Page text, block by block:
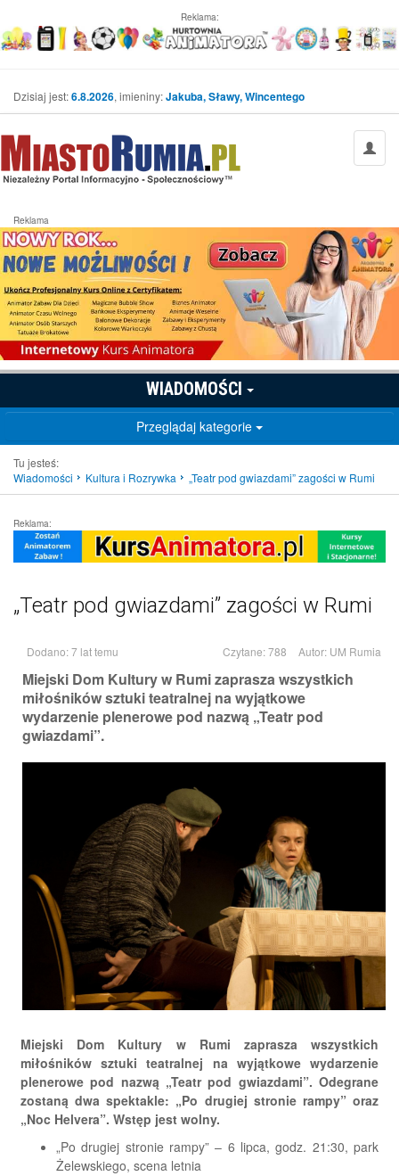
Reklama:
Dzisiaj jest:6.8.2026, imieniny:Jakuba, Sławy, Wincentego
Reklama
WIADOMOŚCI
Przeglądaj kategorie
Tu jesteś:
Wiadomości
Kultura i Rozrywka „Teatr pod gwiazdami” zagości w Rumi
Reklama:
„Teatr pod gwiazdami” zagości w Rumi
Dodano: 7 lat temu Czytane: 788 Autor: UM Rumia
Miejski Dom Kultury w Rumi zaprasza wszystkich
miłośników sztuki teatralnej na wyjątkowe
wydarzenie plenerowe pod nazwą „Teatr pod
gwiazdami”.
Miejski Dom Kultury w Rumi zaprasza wszystkich
miłośników sztuki teatralnej na wyjątkowe wydarzenie
plenerowe pod nazwą „Teatr pod gwiazdami”. Odegrane
zostaną dwa spektakle: „Po drugiej stronie rampy” oraz
„Noc Helvera”. Wstęp jest wolny.
„Po drugiej stronie rampy” – 6 lipca, godz. 21:30, park
Żelewskiego, scena letnia